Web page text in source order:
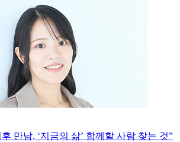
후 만남, ‘지금의 삶’ 함께할 사람 찾는 것”